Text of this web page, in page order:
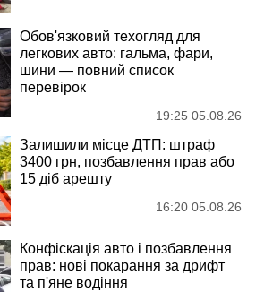
Обов'язковий техогляд для
легкових авто: гальма, фари,
шини — повний список
перевірок
19:25 05.08.26
Залишили місце ДТП: штраф
3400 грн, позбавлення прав або
15 діб арешту
16:20 05.08.26
Конфіскація авто і позбавлення
прав: нові покарання за дрифт
та п'яне водіння